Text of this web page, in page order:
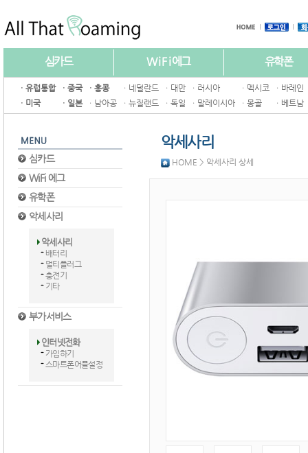
심카드 W i F i 에그 유학폰
ㆍ유럽통합
ㆍ미국
ㆍ중국
ㆍ일본
ㆍ홍콩
ㆍ남아공
ㆍ네덜란드
ㆍ뉴질랜드
ㆍ대만
ㆍ독일
ㆍ러시아
ㆍ말레이시아
ㆍ멕시코
ㆍ몽골
ㆍ바레인
ㆍ베트남
심카드
WiFi 에그
유학폰
악세사리
악세사리
배터리
멀티플러그
충전기
기타
부가서비스
인터넷전화
가입하기
스마트폰어플설정
악세사리
HOME > 악세사리 상세